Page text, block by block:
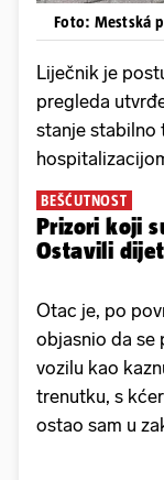
Foto: Mestská
Liječnik je
pregleda
stanje stabilno
BEŠĆUTNOST
Prizori koji
Ostavili
Otac je, po
objasnio da se
vozilu kao
trenutku, s
ostao sam u